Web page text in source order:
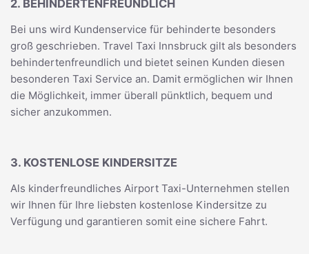
2. BEHINDERTENFREUNDLICH
Bei uns wird Kundenservice für behinderte besonders
groß geschrieben. Travel Taxi Innsbruck gilt als besonders
behindertenfreundlich und bietet seinen Kunden diesen
besonderen Taxi Service an. Damit ermöglichen wir Ihnen
die Möglichkeit, immer überall pünktlich, bequem und
sicher anzukommen.
3. KOSTENLOSE KINDERSITZE
Als kinderfreundliches Airport Taxi-Unternehmen stellen
wir Ihnen für Ihre liebsten kostenlose Kindersitze zu
Verfügung und garantieren somit eine sichere Fahrt.